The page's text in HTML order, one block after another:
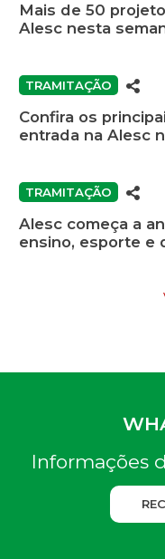
Mais de 50
Alesc nesta
TRAMITAÇÃO
Confira os
entrada na Alesc
TRAMITAÇÃO
Alesc começa a
ensino, esporte e
Informações